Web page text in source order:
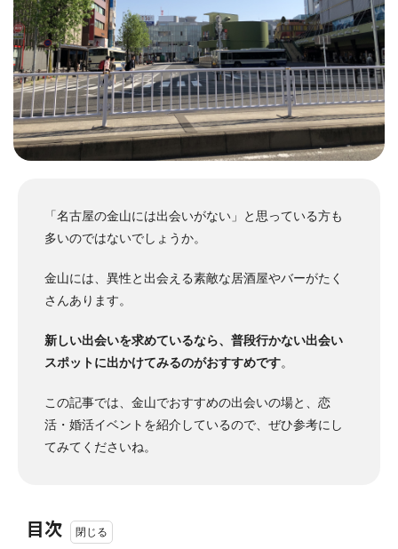
「名古屋の金山には出会いがない」と思っている方も
多いのではないでしょうか。
金山には、異性と出会える素敵な居酒屋やバーがたく
さんあります。
新しい出会いを求めているなら、普段行かない出会い
スポットに出かけてみるのがおすすめです。
この記事では、金山でおすすめの出会いの場と、恋
活・婚活イベントを紹介しているので、ぜひ参考にし
てみてくださいね。
目次